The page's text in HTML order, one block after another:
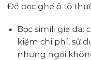
Để bọc ghế ô tô
Bọc simili giả da:
kiệm chi phí, sử
nhưng ngồi